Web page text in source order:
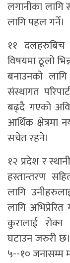
लगानीका
लागि पहल गर्ने।
११ दलहरुबिच
विषयमा ठूलो
बनाउनको
संस्थागत
बढ्दै गएको
आर्थिक क्षेत्रमा
सचेत रहने।
१२ प्रदेश र
हस्तान्तरण
लागि
लागि
कुरालाई रोक्न
घटाउन जरुरी
५--१० जनासम्म